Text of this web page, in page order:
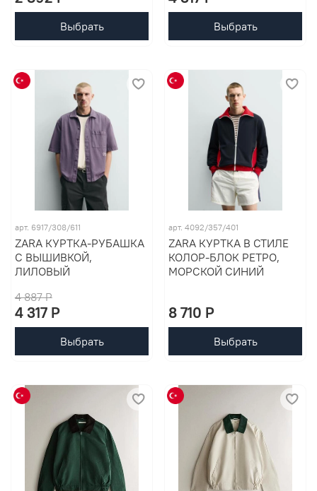
Выбрать Выбрать
арт. 6917/308/611
ZARA КУРТКА-РУБАШКА
С ВЫШИВКОЙ,
ЛИЛОВЫЙ
4 887 P
4 317 P
Выбрать
арт. 4092/357/401
ZARA КУРТКА В СТИЛЕ
КОЛОР-БЛОК РЕТРО,
МОРСКОЙ СИНИЙ
8 710 P
Выбрать